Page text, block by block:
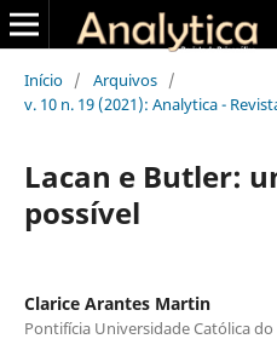
Início / Arquivos /
v. 10 n. 19 (2021): Analytica -
Lacan e Butler:
possível
Clarice Arantes Martin
Pontifícia Universidade Católica do